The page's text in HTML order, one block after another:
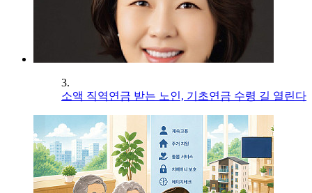
3.
소액 직역연금 받는 노인, 기초연금 수령 길 열린다